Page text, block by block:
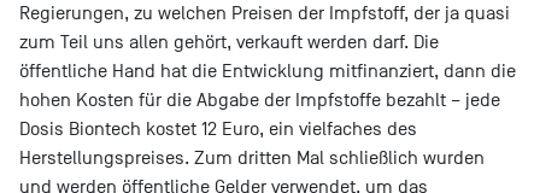
Regierungen, zu welchen Preisen der Impfstoff, der ja quasi
zum Teil uns allen gehört, verkauft werden darf. Die
öffentliche Hand hat die Entwicklung mitfinanziert, dann die
hohen Kosten für die Abgabe der Impfstoffe bezahlt – jede
Dosis Biontech kostet 12 Euro, ein vielfaches des
Herstellungspreises. Zum dritten Mal schließlich wurden
und werden öffentliche Gelder verwendet, um das